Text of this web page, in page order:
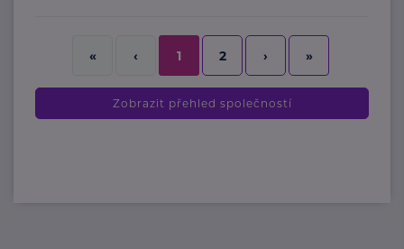
« ‹ 1 2 › »
Zobrazit přehled společností